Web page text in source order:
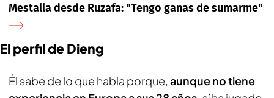
Mestalla desde Ruzafa: "Tengo ganas de sumarme"
El perfil de Dieng
Él sabe de lo que habla porque, aunque no tiene